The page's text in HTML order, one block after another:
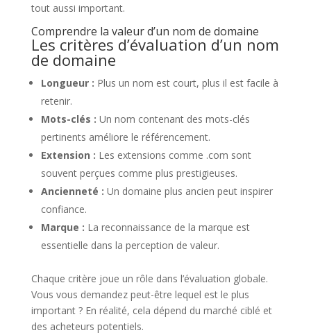
tout aussi important.
Comprendre la valeur d’un nom de domaine
Les critères d’évaluation d’un nom
de domaine
Longueur : Plus un nom est court, plus il est facile à
retenir.
Mots-clés : Un nom contenant des mots-clés
pertinents améliore le référencement.
Extension : Les extensions comme .com sont
souvent perçues comme plus prestigieuses.
Ancienneté : Un domaine plus ancien peut inspirer
confiance.
Marque : La reconnaissance de la marque est
essentielle dans la perception de valeur.
Chaque critère joue un rôle dans l’évaluation globale.
Vous vous demandez peut-être lequel est le plus
important ? En réalité, cela dépend du marché ciblé et
des acheteurs potentiels.